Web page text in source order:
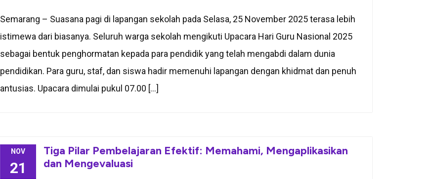
Semarang – Suasana pagi di lapangan sekolah pada Selasa, 25 November 2025 terasa lebih
istimewa dari biasanya. Seluruh warga sekolah mengikuti Upacara Hari Guru Nasional 2025
sebagai bentuk penghormatan kepada para pendidik yang telah mengabdi dalam dunia
pendidikan. Para guru, staf, dan siswa hadir memenuhi lapangan dengan khidmat dan penuh
antusias. Upacara dimulai pukul 07.00 […]
NOV
21
Tiga Pilar Pembelajaran Efektif: Memahami, Mengaplikasikan
dan Mengevaluasi